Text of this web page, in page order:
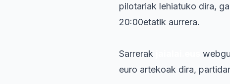
pilotariak lehiatuko dira,
20:00etatik aurrera.
Sarrerak
euro artekoak dira,